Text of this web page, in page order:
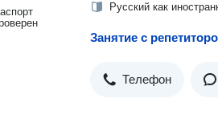
Русский как
Телефон